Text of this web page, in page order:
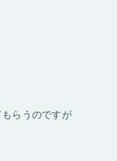
らうのですが